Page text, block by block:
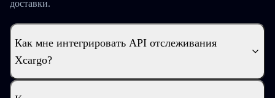
доставки.
Как мне интегрировать API отслеживания
Xcargo?